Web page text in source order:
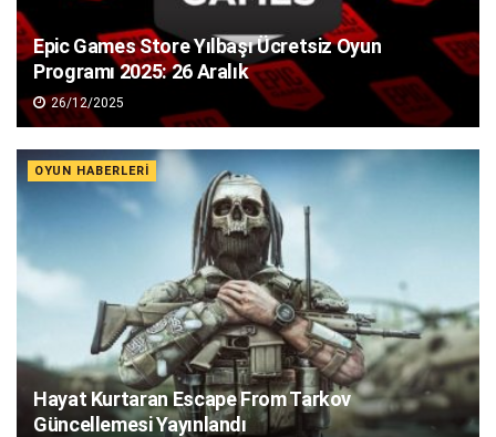
Epic Games Store Yılbaşı Ücretsiz Oyun
Programı 2025: 26 Aralık
26/12/2025
OYUN HABERLERI
Hayat Kurtaran Escape From Tarkov
Güncellemesi Yayınlandı